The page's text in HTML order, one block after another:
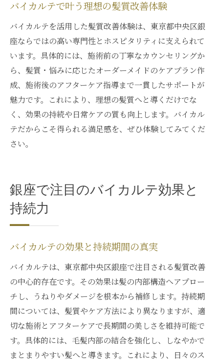
バイカルテで叶う理想の髪質改善体験
バイカルテを活用した髪質改善体験は、東京都中央区銀
座ならではの高い専門性とホスピタリティに支えられて
います。具体的には、施術前の丁寧なカウンセリングか
ら、髪質・悩みに応じたオーダーメイドのケアプラン作
成、施術後のアフターケア指導まで一貫したサポートが
魅力です。これにより、理想の髪質へと導くだけでな
く、効果の持続や日常ケアの質も向上します。バイカル
テだからこそ得られる満足感を、ぜひ体験してみてくだ
さい。
銀座で注目のバイカルテ効果と
持続力
バイカルテの効果と持続期間の真実
バイカルテは、東京都中央区銀座で注目される髪質改善
の中心的存在です。その効果は髪の内部構造へアプロー
チし、うねりやダメージを根本から補修します。持続期
間については、髪質やケア方法により異なりますが、適
切な施術とアフターケアで長期間の美しさを維持可能で
す。具体的には、毛髪内部の結合を強化し、しなやかで
まとまりやすい髪へと導きます。これにより、日々のス